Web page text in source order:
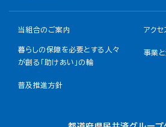
当組合のご案内 アクセ
暮らしの保障を必要とする人々
が創る「助けあい」の輪
事業
普及推進方針